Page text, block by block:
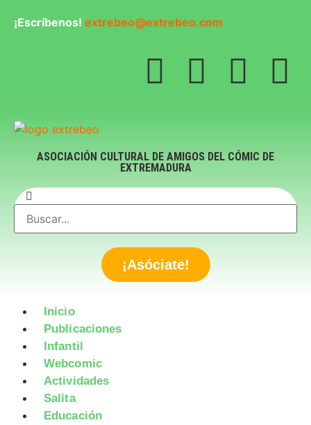
¡Escríbenos! extrebeo@extrebeo.com
ASOCIACIÓN CULTURAL DE AMIGOS DEL CÓMIC DE
EXTREMADURA
¡Asóciate!
Inicio
Publicaciones
Infantil
Webcomic
Actividades
Salita
Educación